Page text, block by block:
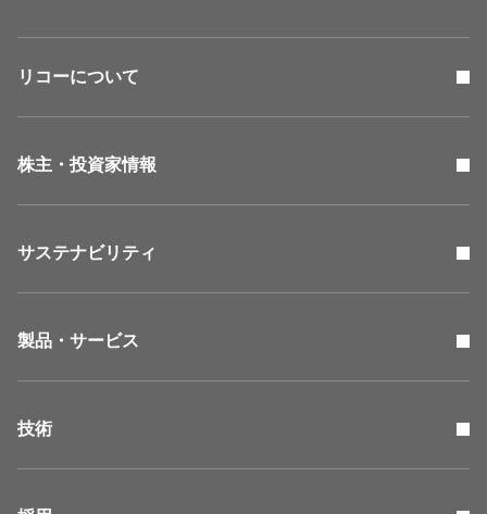
リコーについて
株主・投資家情報
サステナビリティ
製品・サービス
技術